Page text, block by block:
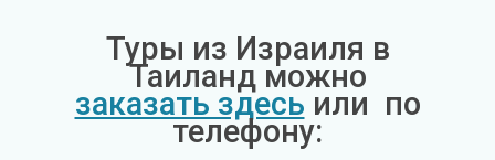
Туры из Израиля в
Таиланд можно
заказать здесь или по
телефону: